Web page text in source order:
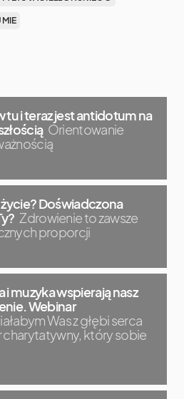
tu i teraz jest antidotum na
Orientowanie
Doświadczona
Zdrowienie to zawsze
proporcji
i muzyka wspierają nasz
Webinar
Was z głębi serca
charytatywny, który sobie